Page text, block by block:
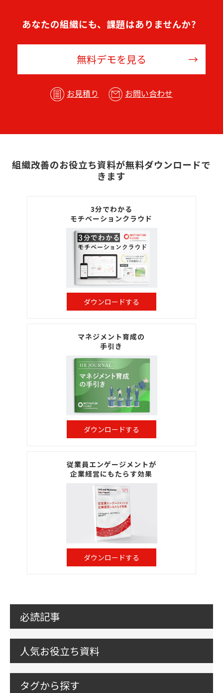
あなたの組織にも、課題はありませんか？
無料デモを見る
お見積り お問い合わせ
組織改善のお役立ち資料が無料ダウンロードで
きます
3分でわかる
モチベーションクラウド
ダウンロードする
マネジメント育成の
手引き
ダウンロードする
従業員エンゲージメントが
企業経営にもたらす効果
ダウンロードする
必読記事
人気お役立ち資料
タグから探す